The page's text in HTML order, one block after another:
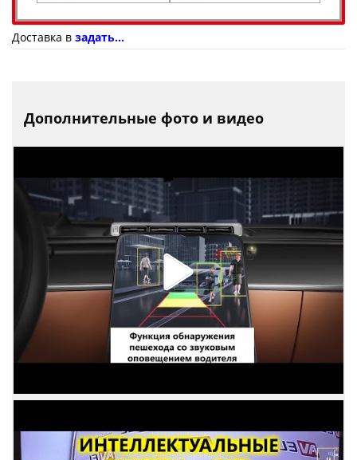
Доставка в задать...
Дополнительные фото и видео